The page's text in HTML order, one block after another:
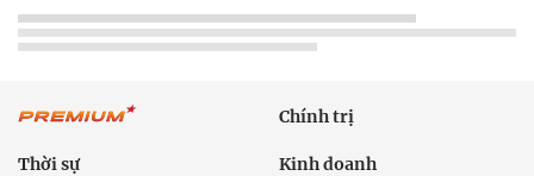
Chính trị
Thời sự Kinh doanh